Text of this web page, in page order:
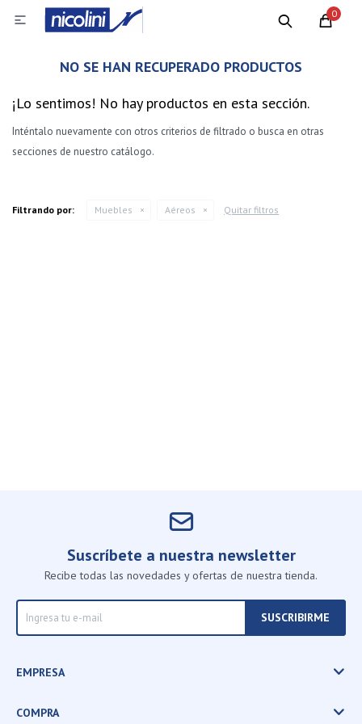
0

NO SE HAN RECUPERADO PRODUCTOS
¡Lo sentimos! No hay productos en esta sección.
Inténtalo nuevamente con otros criterios de filtrado o busca en otras
secciones de nuestro catálogo.
Filtrando por: Muebles Aéreos Quitar filtros
Suscríbete a nuestra newsletter
Recibe todas las novedades y ofertas de nuestra tienda.
SUSCRIBIRME
EMPRESA
COMPRA